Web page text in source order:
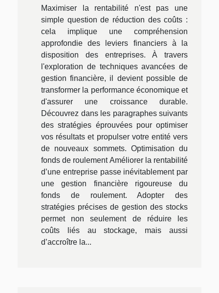
Maximiser la rentabilité n'est pas une
simple question de réduction des coûts :
cela implique une compréhension
approfondie des leviers financiers à la
disposition des entreprises. À travers
l'exploration de techniques avancées de
gestion financière, il devient possible de
transformer la performance économique et
d'assurer une croissance durable.
Découvrez dans les paragraphes suivants
des stratégies éprouvées pour optimiser
vos résultats et propulser votre entité vers
de nouveaux sommets. Optimisation du
fonds de roulement Améliorer la rentabilité
d’une entreprise passe inévitablement par
une gestion financière rigoureuse du
fonds de roulement. Adopter des
stratégies précises de gestion des stocks
permet non seulement de réduire les
coûts liés au stockage, mais aussi
d’accroître la...